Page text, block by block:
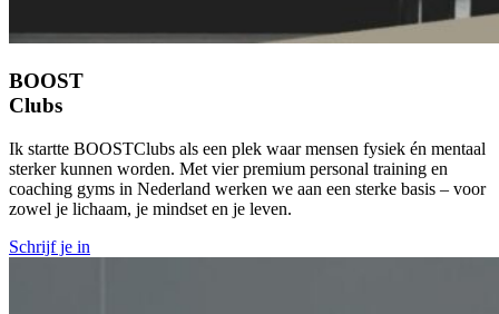
BOOST
Clubs
Ik startte BOOSTClubs als een plek waar mensen fysiek én mentaal
sterker kunnen worden. Met vier premium personal training en
coaching gyms in Nederland werken we aan een sterke basis – voor
zowel je lichaam, je mindset en je leven.
Schrijf je in